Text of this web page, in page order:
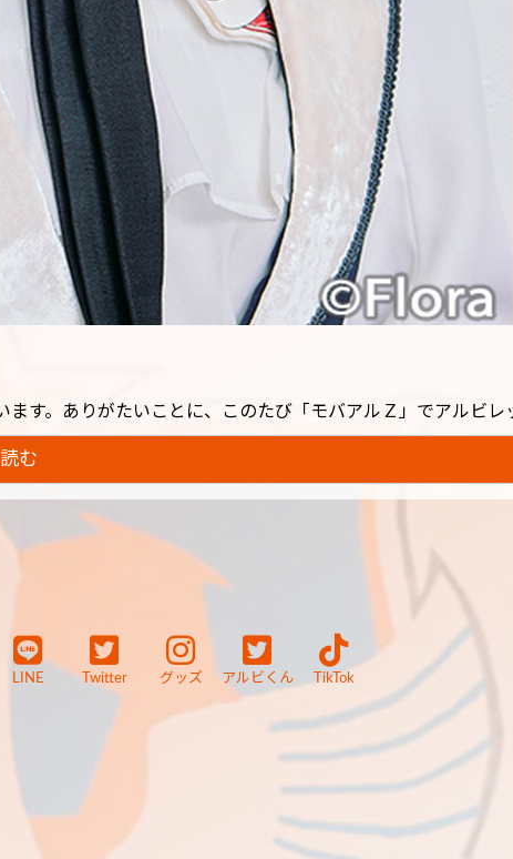
す。ありがたいことに、このたび「モバアルＺ」でアルビレ
む
LINE Twitter グッズ アルビくん TikTok